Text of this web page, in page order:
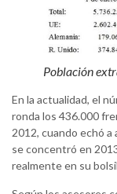
Población
En la actualidad, el
ronda los 436.000
2012, cuando echó a
se concentró en
realmente en su